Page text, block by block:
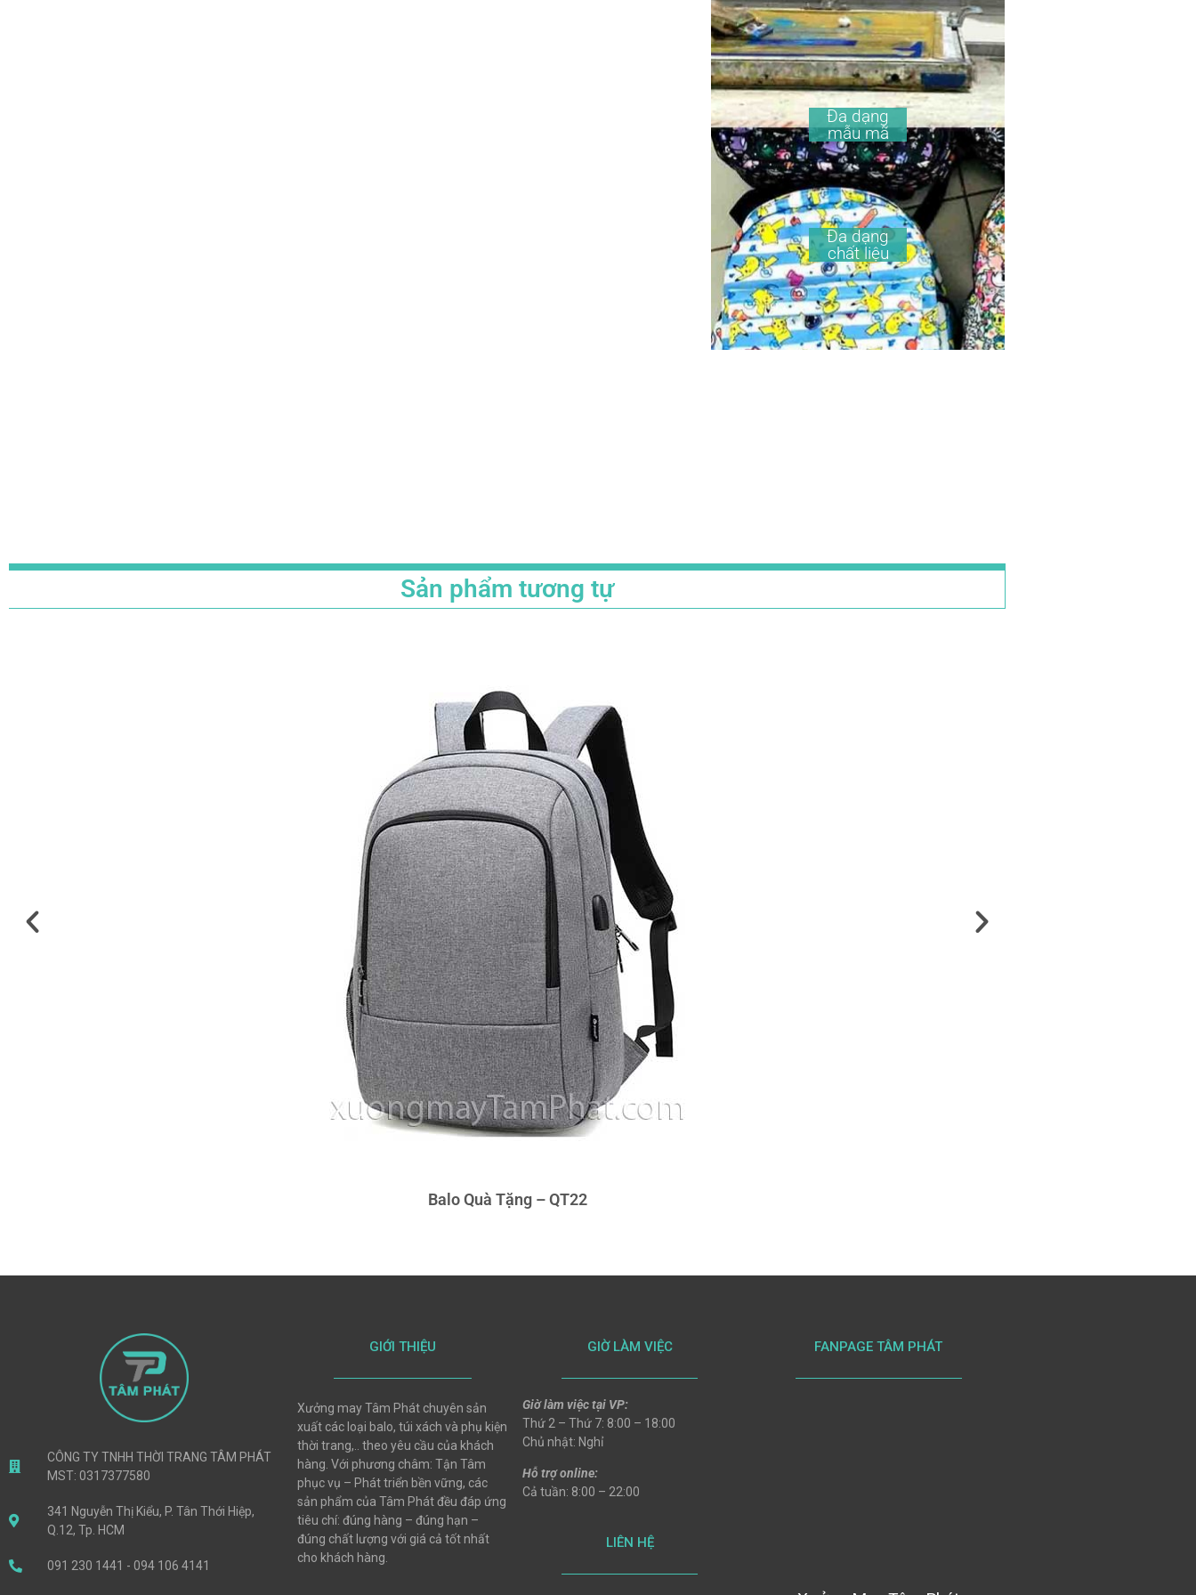
Đa dạng
mẫu mã
Đa dạng
chất liệu
Sản phẩm tương tự
Balo Quà Tặng – QT22
CÔNG TY TNHH THỜI TRANG TÂM PHÁT
MST: 0317377580
341 Nguyễn Thị Kiểu, P. Tân Thới Hiệp,
Q.12, Tp. HCM
091 230 1441 - 094 106 4141
GIỚI THIỆU
Xưởng may Tâm Phát chuyên sản
xuất các loại balo, túi xách và phụ kiện
thời trang,.. theo yêu cầu của khách
hàng. Với phương châm: Tận Tâm
phục vụ – Phát triển bền vững, các
sản phẩm của Tâm Phát đều đáp ứng
tiêu chí: đúng hàng – đúng hạn –
đúng chất lượng với giá cả tốt nhất
cho khách hàng.
GIỜ LÀM VIỆC
Giờ làm việc tại VP:
Thứ 2 – Thứ 7: 8:00 – 18:00
Chủ nhật: Nghỉ
Hỗ trợ online:
Cả tuần: 8:00 – 22:00
LIÊN HỆ
FANPAGE TÂM PHÁT